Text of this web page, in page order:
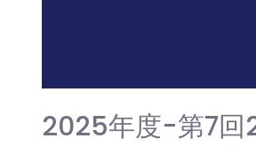
2025年度-第7回